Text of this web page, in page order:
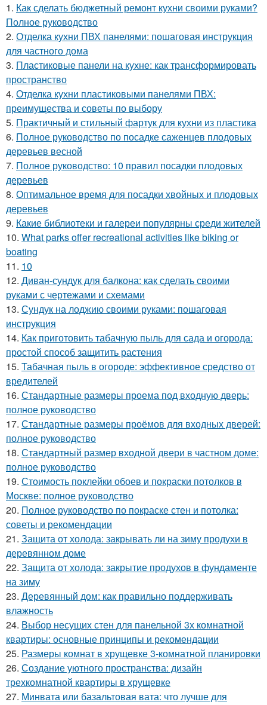
1. Как сделать бюджетный ремонт кухни своими руками?
Полное руководство
2. Отделка кухни ПВХ панелями: пошаговая инструкция
для частного дома
3. Пластиковые панели на кухне: как трансформировать
пространство
4. Отделка кухни пластиковыми панелями ПВХ:
преимущества и советы по выбору
5. Практичный и стильный фартук для кухни из пластика
6. Полное руководство по посадке саженцев плодовых
деревьев весной
7. Полное руководство: 10 правил посадки плодовых
деревьев
8. Оптимальное время для посадки хвойных и плодовых
деревьев
9. Какие библиотеки и галереи популярны среди жителей
10. What parks offer recreational activities like biking or
boating
11. 10
12. Диван-сундук для балкона: как сделать своими
руками с чертежами и схемами
13. Сундук на лоджию своими руками: пошаговая
инструкция
14. Как приготовить табачную пыль для сада и огорода:
простой способ защитить растения
15. Табачная пыль в огороде: эффективное средство от
вредителей
16. Стандартные размеры проема под входную дверь:
полное руководство
17. Стандартные размеры проёмов для входных дверей:
полное руководство
18. Стандартный размер входной двери в частном доме:
полное руководство
19. Стоимость поклейки обоев и покраски потолков в
Москве: полное руководство
20. Полное руководство по покраске стен и потолка:
советы и рекомендации
21. Защита от холода: закрывать ли на зиму продухи в
деревянном доме
22. Защита от холода: закрытие продухов в фундаменте
на зиму
23. Деревянный дом: как правильно поддерживать
влажность
24. Выбор несущих стен для панельной 3х комнатной
квартиры: основные принципы и рекомендации
25. Размеры комнат в хрущевке 3-комнатной планировки
26. Создание уютного пространства: дизайн
трехкомнатной квартиры в хрущевке
27. Минвата или базальтовая вата: что лучше для